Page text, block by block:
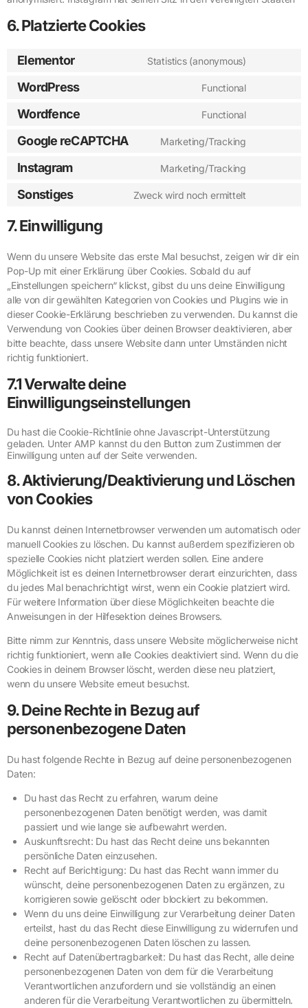
6. Platzierte Cookies
Elementor Statistics (anonymous)
WordPress Functional
Wordfence Functional
Google reCAPTCHA Marketing/Tracking
Instagram Marketing/Tracking
Sonstiges Zweck wird noch ermittelt
7. Einwilligung
Wenn du unsere Website das erste Mal besuchst, zeigen wir dir ein
Pop-Up mit einer Erklärung über Cookies. Sobald du auf
„Einstellungen speichern“ klickst, gibst du uns deine Einwilligung
alle von dir gewählten Kategorien von Cookies und Plugins wie in
dieser Cookie-Erklärung beschrieben zu verwenden. Du kannst die
Verwendung von Cookies über deinen Browser deaktivieren, aber
bitte beachte, dass unsere Website dann unter Umständen nicht
richtig funktioniert.
7.1 Verwalte deine
Einwilligungseinstellungen
Du hast die Cookie-Richtlinie ohne Javascript-Unterstützung
geladen. Unter AMP kannst du den Button zum Zustimmen der
Einwilligung unten auf der Seite verwenden.
8. Aktivierung/Deaktivierung und Löschen
von Cookies
Du kannst deinen Internetbrowser verwenden um automatisch oder
manuell Cookies zu löschen. Du kannst außerdem spezifizieren ob
spezielle Cookies nicht platziert werden sollen. Eine andere
Möglichkeit ist es deinen Internetbrowser derart einzurichten, dass
du jedes Mal benachrichtigt wirst, wenn ein Cookie platziert wird.
Für weitere Information über diese Möglichkeiten beachte die
Anweisungen in der Hilfesektion deines Browsers.
Bitte nimm zur Kenntnis, dass unsere Website möglicherweise nicht
richtig funktioniert, wenn alle Cookies deaktiviert sind. Wenn du die
Cookies in deinem Browser löscht, werden diese neu platziert,
wenn du unsere Website erneut besuchst.
9. Deine Rechte in Bezug auf
personenbezogene Daten
Du hast folgende Rechte in Bezug auf deine personenbezogenen
Daten:
Du hast das Recht zu erfahren, warum deine
personenbezogenen Daten benötigt werden, was damit
passiert und wie lange sie aufbewahrt werden.
Auskunftsrecht: Du hast das Recht deine uns bekannten
persönliche Daten einzusehen.
Recht auf Berichtigung: Du hast das Recht wann immer du
wünscht, deine personenbezogenen Daten zu ergänzen, zu
korrigieren sowie gelöscht oder blockiert zu bekommen.
Wenn du uns deine Einwilligung zur Verarbeitung deiner Daten
erteilst, hast du das Recht diese Einwilligung zu widerrufen und
deine personenbezogenen Daten löschen zu lassen.
Recht auf Datenübertragbarkeit: Du hast das Recht, alle deine
personenbezogenen Daten von dem für die Verarbeitung
Verantwortlichen anzufordern und sie vollständig an einen
anderen für die Verarbeitung Verantwortlichen zu übermitteln.